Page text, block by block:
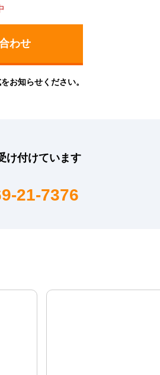
お知らせください。
け付けています
21-7376